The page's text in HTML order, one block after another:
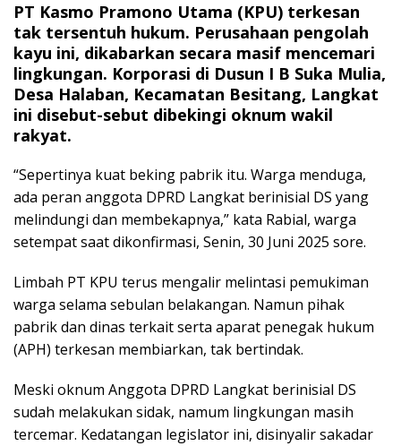
PT Kasmo Pramono Utama (KPU) terkesan
tak tersentuh hukum. Perusahaan pengolah
kayu ini, dikabarkan secara masif mencemari
lingkungan. Korporasi di Dusun I B Suka Mulia,
Desa Halaban, Kecamatan Besitang, Langkat
ini disebut-sebut dibekingi oknum wakil
rakyat.
“Sepertinya kuat beking pabrik itu. Warga menduga,
ada peran anggota DPRD Langkat berinisial DS yang
melindungi dan membekapnya,” kata Rabial, warga
setempat saat dikonfirmasi, Senin, 30 Juni 2025 sore.
Limbah PT KPU terus mengalir melintasi pemukiman
warga selama sebulan belakangan. Namun pihak
pabrik dan dinas terkait serta aparat penegak hukum
(APH) terkesan membiarkan, tak bertindak.
Meski oknum Anggota DPRD Langkat berinisial DS
sudah melakukan sidak, namum lingkungan masih
tercemar. Kedatangan legislator ini, disinyalir sakadar